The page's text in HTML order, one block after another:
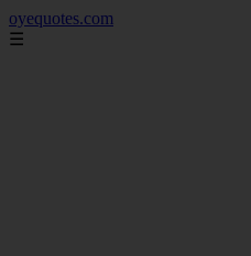
oyequotes.com
☰